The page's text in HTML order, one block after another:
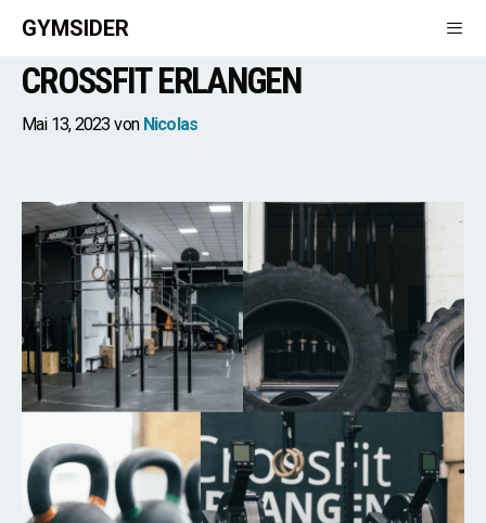
Zum
Inhalt
springen
GYMSIDER
CROSSFIT ERLANGEN
Mai 13, 2023 von Nicolas